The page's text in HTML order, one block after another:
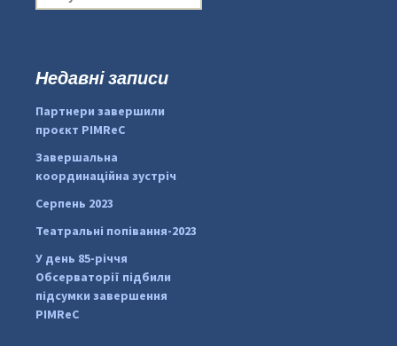
#PipIvanToday
pimrec_project
о
:Недавні записи
Партнери завершили
проєкт PIMReC
Завершальна
координаційна зустріч
Серпень 2023
Театральні попівання-2023
У день 85-річчя
Обсерваторії підбили
підсумки завершення
PIMReC